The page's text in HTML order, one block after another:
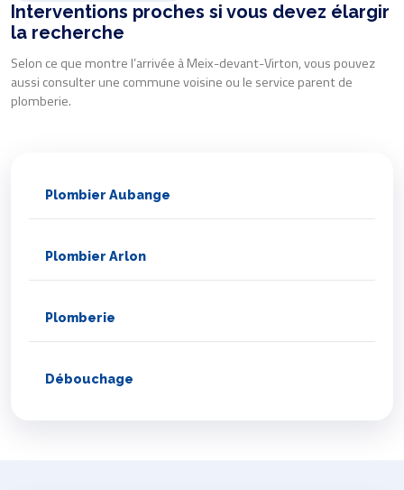
Interventions proches si vous devez élargir
la recherche
Selon ce que montre l’arrivée à Meix-devant-Virton, vous pouvez
aussi consulter une commune voisine ou le service parent de
plomberie.
Plombier Aubange
Plombier Arlon
Plomberie
Débouchage